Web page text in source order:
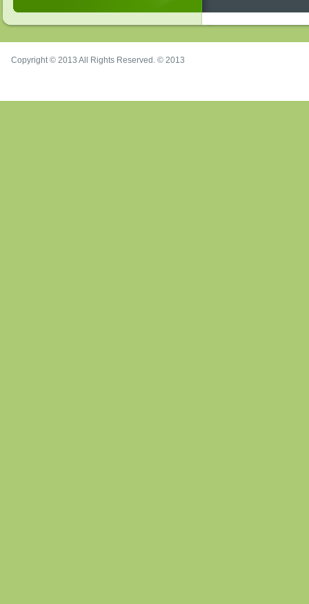
Copyright © 2013 All Rights Reserved. © 2013